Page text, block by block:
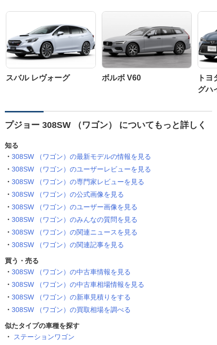
スバル レヴォーグ ボルボ V60
ト
グハ
プジョー 308SW （ワゴン） についてもっと詳しく
知る
308SW （ワゴン）の最新モデルの情報を見る
308SW （ワゴン）のユーザーレビューを見る
308SW （ワゴン）の専門家レビューを見る
308SW （ワゴン）の公式画像を見る
308SW （ワゴン）のユーザー画像を見る
308SW （ワゴン）のみんなの質問を見る
308SW （ワゴン）の関連ニュースを見る
308SW （ワゴン）の関連記事を見る
買う・売る
308SW （ワゴン）の中古車情報を見る
308SW （ワゴン）の中古車相場情報を見る
308SW （ワゴン）の新車見積りをする
308SW （ワゴン）の買取相場を調べる
似たタイプの車種を探す
ステーションワゴン